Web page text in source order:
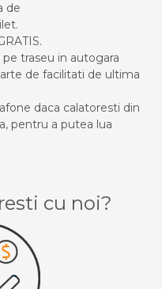
de
traseu in autogara
de facilitati de ultima
daca calatoresti din
pentru a putea lua
cu noi?